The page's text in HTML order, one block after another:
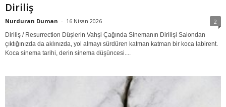
Diriliş
Nurduran Duman - 16 Nisan 2026 2
Diriliş / Resurrection Düşlerin Vahşi Çağında Sinemanın Dirilişi Salondan
çıktığınızda da aklınızda, yol almayı sürdüren katman katman bir koca labirent.
Koca sinema tarihi, derin sinema düşüncesi....